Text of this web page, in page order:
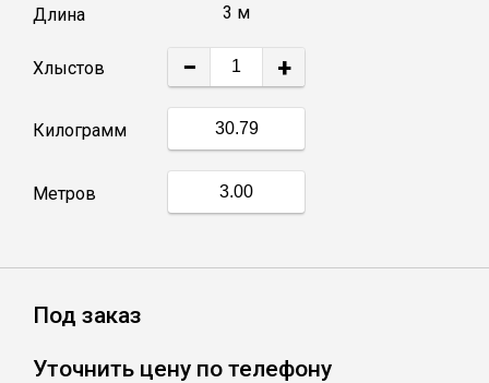
Катанка
Профлист
Винтовые сваи
Длина 3 м
Хлыстов − +
Килограмм
Метров
Под заказ
Уточнить цену по телефону